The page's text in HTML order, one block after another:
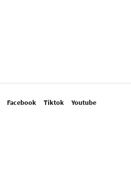
Facebook Tiktok Youtube